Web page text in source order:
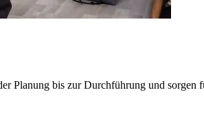
Planung bis zur Durchführung und